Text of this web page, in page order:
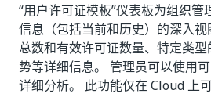
“用户许可证模板”仪表板为组织
信息（包括当前和历史）的深入
总数和有效许可证数量、特定类
势等详细信息。 管理员可以使用
详细分析。 此功能仅在 Cloud 上可